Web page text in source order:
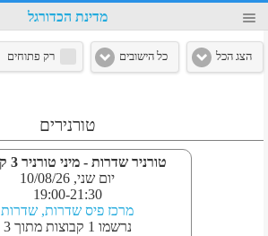
מדינת הכדורגל
הצג הכל כל הישובים רק פתוחים
טורנירים
טורניר שדרות - מיני טורניר 3 קבוצות
יום שני, 10/08/26
19:00-21:30
מרכז פיס שדרות, שדרות
נרשמו 1 קבוצות מתוך 3